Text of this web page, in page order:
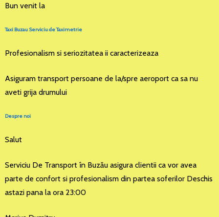
Bun venit la
Taxi Buzau Serviciu de Taximetrie
Profesionalism si seriozitatea ii caracterizeaza
Asiguram transport persoane de la/spre aeroport ca sa nu
aveti grija drumului
Despre noi
Salut
Serviciu De Transport în Buzău asigura clientii ca vor avea
parte de confort si profesionalism din partea soferilor Deschis
astazi pana la ora 23:00